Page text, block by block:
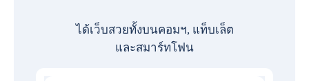
ได้เว็บสวยทั้งบนคอมฯ, แท็บเล็ต
และสมาร์ทโฟน